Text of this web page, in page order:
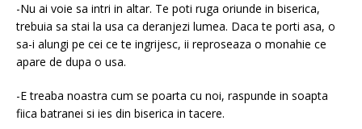
-Nu ai voie sa intri in altar. Te poti ruga oriunde in biserica,
trebuia sa stai la usa ca deranjezi lumea. Daca te porti asa, o
sa-i alungi pe cei ce te ingrijesc, ii reproseaza o monahie ce
apare de dupa o usa.
-E treaba noastra cum se poarta cu noi, raspunde in soapta
fiica batranei si ies din biserica in tacere.